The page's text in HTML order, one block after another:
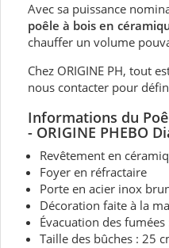
Avec sa puissance
poêle à bois en
chauffer un volume
Chez ORIGINE PH, tout
nous contacter pour
Informations du
- ORIGINE PHEBO
Revêtement en
Foyer en réfractaire
Porte en acier inox
Décoration faite à la
Évacuation des
Taille des bûches : 25